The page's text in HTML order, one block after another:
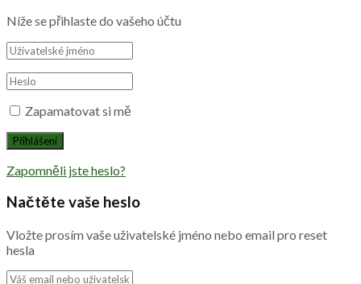
Níže se přihlaste do vašeho účtu
Zapamatovat si mě
Zapomněli jste heslo?
Načtěte vaše heslo
Vložte prosím vaše uživatelské jméno nebo email pro reset
hesla